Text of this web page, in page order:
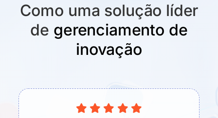
Como uma solução líder
de gerenciamento de
inovação